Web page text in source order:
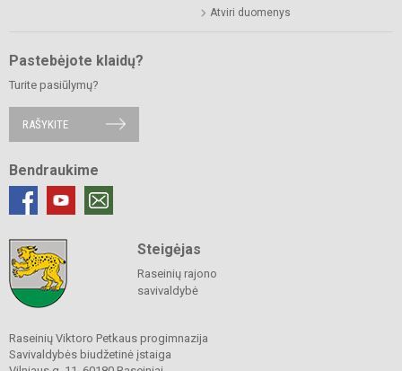
Atviri duomenys
Pastebėjote klaidų?
Turite pasiūlymų?
RAŠYKITE
Bendraukime
Steigėjas
Raseinių rajono
savivaldybė
Raseinių Viktoro Petkaus progimnazija
Savivaldybės biudžetinė įstaiga